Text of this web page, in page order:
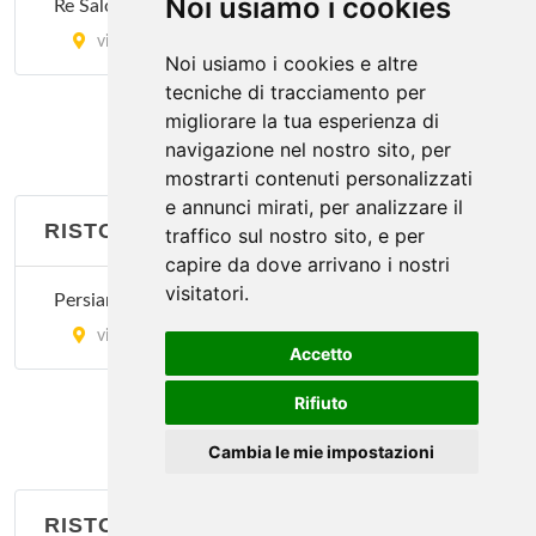
Noi usiamo i cookies
Noi usiamo i cookies e altre
tecniche di tracciamento per
migliorare la tua esperienza di
navigazione nel nostro sito, per
mostrarti contenuti personalizzati
e annunci mirati, per analizzare il
traffico sul nostro sito, e per
capire da dove arrivano i nostri
visitatori.
Accetto
Rifiuto
Cambia le mie impostazioni
Il Moro 2
via Andrea Salaino 12, Milano
via Vitruvio 30, Milano
Le Due Specialità
via Sartirana 1, Milano
Re Salomone
via Giorgio Washington 9, Milano
RISTORANTI ETNICI
Persian Red Rose
via Tortona 20, Milano
RISTORANTI FRANCESI